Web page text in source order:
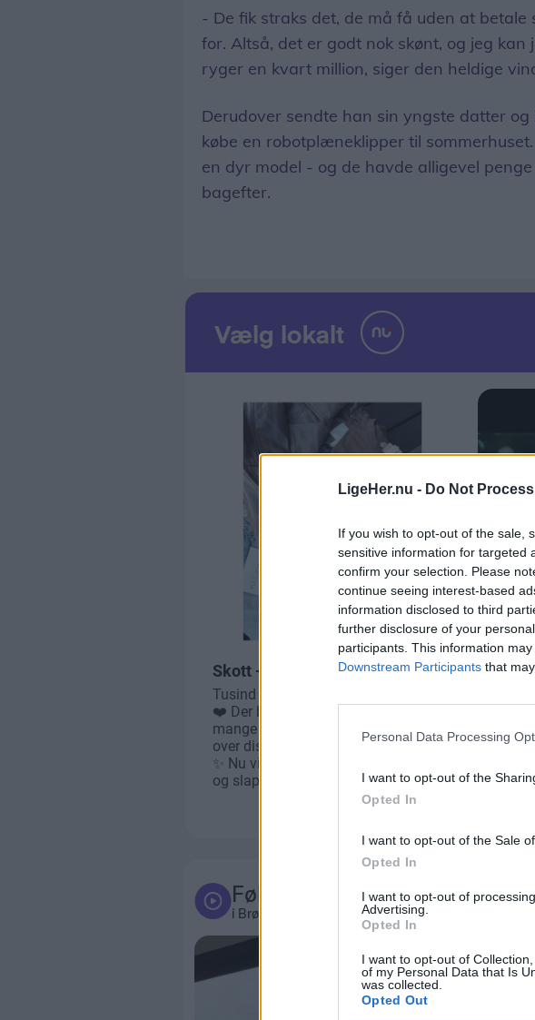
LigeHer.nu - Do Not
If you wish to opt-out of the sale,
sensitive information for targeted
confirm your selection. Please
continue seeing interest-based
information disclosed to third
further disclosure of your
participants. This information
Downstream Participants that
Personal Data Processing
I want to opt-out of the
Opted In
I want to opt-out of the Sale
Opted In
I want to opt-out of
Advertising.
Opted In
I want to opt-out of
of my Personal Data that Is
was collected.
Opted Out
- De fik straks det, de må få uden at betale
for. Altså, det er godt nok skønt, og jeg
ryger en kvart million, siger den heldige
Derudover sendte han sin yngste datter
købe en robotplæneklipper til
en dyr model - og de havde alligevel
bagefter.
Følg med
i Brønderslev og omegn